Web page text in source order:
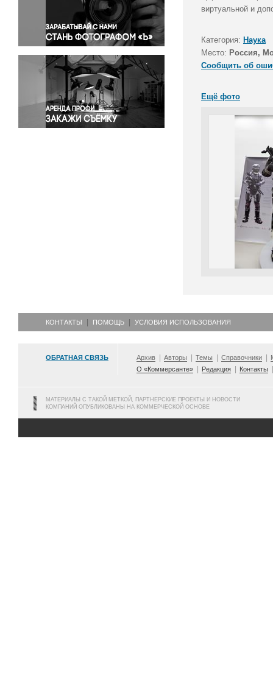
Правосудие
Происшествия и конфликты
Религия
Светская жизнь
Спорт
Экология
Экономика и бизнес
виртуальной и
Категория: Наука
Место: Россия,
Сообщить об
Ещё фото
КОНТАКТЫ ПОМОЩЬ УСЛОВИЯ ИСПОЛЬЗОВАНИЯ
ОБРАТНАЯ СВЯЗЬ Архив Авторы Темы Справочники
О «Коммерсанте»
Редакция Контакты
МАТЕРИАЛЫ С ТАКОЙ МЕТКОЙ, ПАРТНЕРСКИЕ ПРОЕКТЫ И НОВОСТИ
КОМПАНИЙ ОПУБЛИКОВАНЫ НА КОММЕРЧЕСКОЙ ОСНОВЕ